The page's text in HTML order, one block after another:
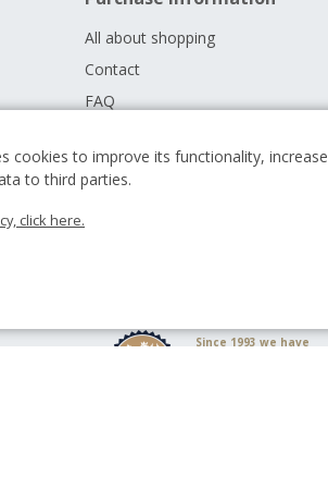
All about shopping
Contact
FAQ
Our stores
Blog
Since 1993 we have
cookies to improve its functionality,
to third parties.
click here.